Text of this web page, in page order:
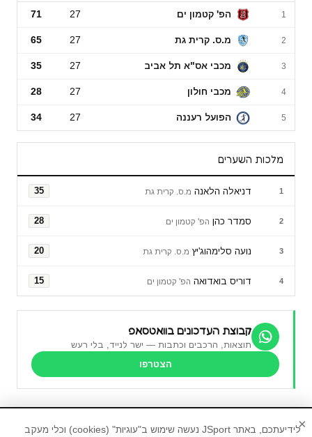
ליגת העל לנשים
1 הפ' קטמון ים 27
71
2 מ.ס. קרית גת 27
65
3 מכבי אס"א תל אביב 27
35
4 מכבי חולון 27
28
5 הפועל רעננה 27
34
מלכות השערים
1 דניאלה הלאנה מ.ס. קרית גת 35
2 סמדר כהן הפ' קטמון ים 28
3 נועה סלימהוג'יץ מ.ס. קרית גת 20
4 דוריס בואדואה הפ' קטמון ים 15
קבוצת העדכונים בוואטסאפ
תוצאות, הרכבים וכתבות — ישר לנייד, בלי רעש
הצטרפו
× לידיעתכם, באתר JSport נעשה שימוש ב"עוגיות" (cookies) וכלי מעקב